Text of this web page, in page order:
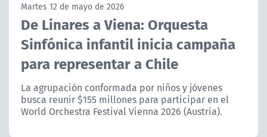
ACTUALIDAD Y TENDENCIAS
CORPORATIVO Y TRANSPARENCIA
CANAL DE DENUNCIAS
Martes 12 de mayo de 2026
De Linares a Viena: Orquesta
Sinfónica infantil inicia campaña
para representar a Chile
La agrupación conformada por niños y jóvenes
busca reunir $155 millones para participar en el
World Orchestra Festival Vienna 2026 (Austria).